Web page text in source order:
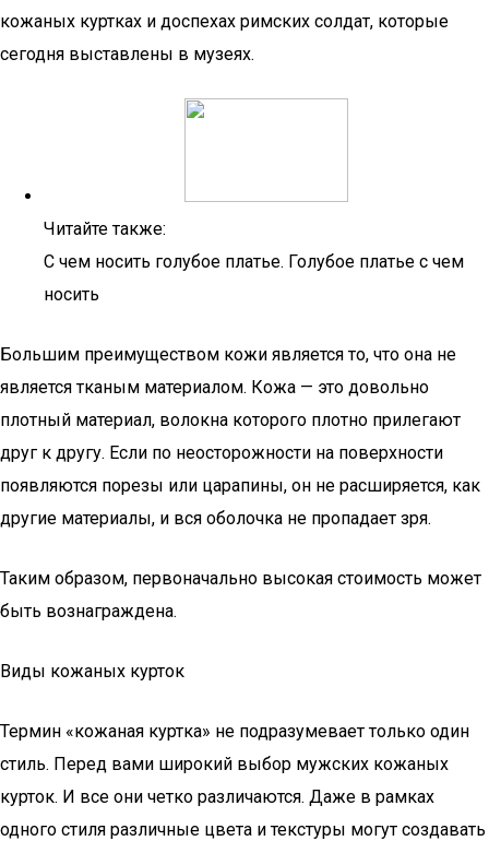
кожаных куртках и доспехах римских солдат, которые
сегодня выставлены в музеях.
Читайте также:
С чем носить голубое платье. Голубое платье с чем
носить
Большим преимуществом кожи является то, что она не
является тканым материалом. Кожа — это довольно
плотный материал, волокна которого плотно прилегают
друг к другу. Если по неосторожности на поверхности
появляются порезы или царапины, он не расширяется, как
другие материалы, и вся оболочка не пропадает зря.
Таким образом, первоначально высокая стоимость может
быть вознаграждена.
Виды кожаных курток
Термин «кожаная куртка» не подразумевает только один
стиль. Перед вами широкий выбор мужских кожаных
курток. И все они четко различаются. Даже в рамках
одного стиля различные цвета и текстуры могут создавать